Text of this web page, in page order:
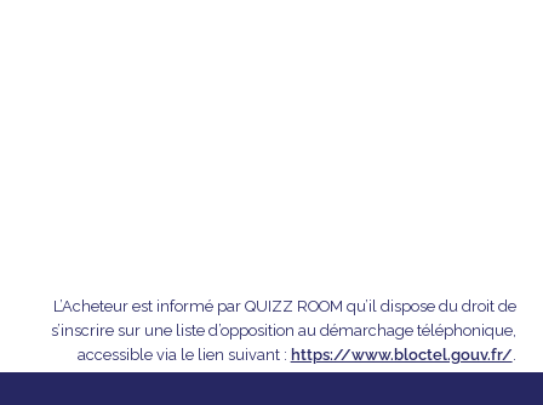
L’Acheteur est informé par QUIZZ ROOM qu’il dispose du droit de
s’inscrire sur une liste d’opposition au démarchage téléphonique,
accessible via le lien suivant : https://www.bloctel.gouv.fr/